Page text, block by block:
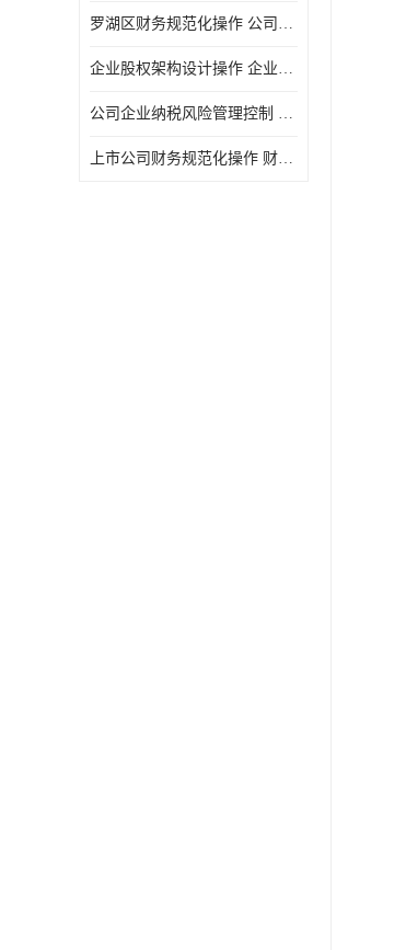
罗湖区财务规范化操作 公司财务合规 盛莱企管
企业股权架构设计操作 企业纳税风险管理控制 怎样操作税务合规
公司企业纳税风险管理控制 财务顾问 操作起来简单易行
上市公司财务规范化操作 财务规范化操作 如何操作